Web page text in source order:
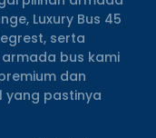
Luxury Bus 45
serta
armada bus kami
dan
yang pastinya